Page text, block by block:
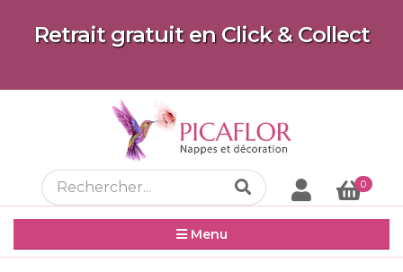
Retrait gratuit en Click & Collect
0
Menu